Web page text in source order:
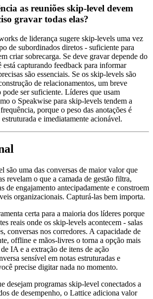
as reuniões skip-level devem
gravar todas elas?
de liderança sugere skip-levels uma vez
de subordinados diretos - suficiente para
criar sobrecarga. Se deve gravar depende do
está capturando feedback para informar
são essenciais. Se os skip-levels são
de relacionamentos, um breve
pode ser suficiente. Líderes que usam
o Speakwise para skip-levels tendem a
porque o peso das anotações é
e imediatamente acionável.
são uma das conversas de maior valor que
revelam o que a camada de gestão filtra,
de engajamento antecipadamente e constroem
organizacionais. Capturá-las bem importa.
certa para a maioria dos líderes porque
reais onde os skip-levels acontecem - salas
conversas nos corredores. A capacidade de
offline e mãos-livres o torna a opção mais
IA e a extração de itens de ação
sensível em notas estruturadas e
precise digitar nada no momento.
desejam programas skip-level conectados a
de desempenho, o Lattice adiciona valor